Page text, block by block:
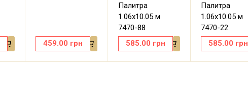
459.00 грн
Палитра
1.06х10.05 м
7470-88
585.00 грн
Палитра
1.06х10.05 м
7470-22
585.00 грн